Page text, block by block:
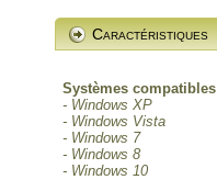
Caractéristiques
Systèmes compatibles
- Windows XP
- Windows Vista
- Windows 7
- Windows 8
- Windows 10